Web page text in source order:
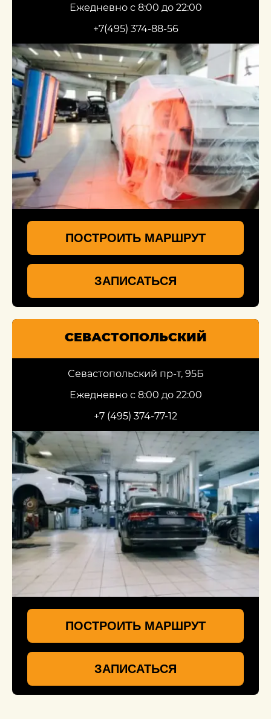
Ежедневно с 8:00 до 22:00
+7(495) 374-88-56
ПОСТРОИТЬ МАРШРУТ
ЗАПИСАТЬСЯ
СЕВАСТОПОЛЬСКИЙ
Севастопольский пр-т, 95Б
Ежедневно с 8:00 до 22:00
+7 (495) 374-77-12
ПОСТРОИТЬ МАРШРУТ
ЗАПИСАТЬСЯ